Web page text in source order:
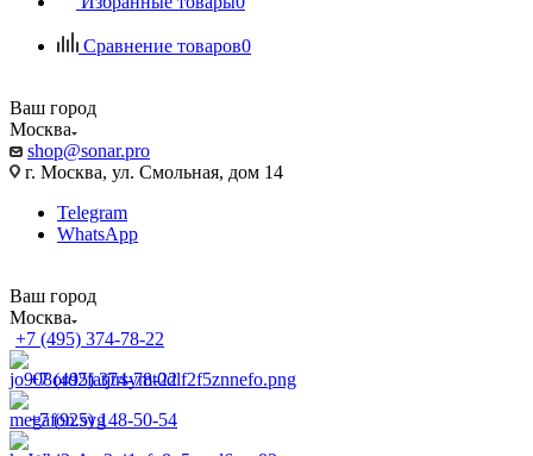
Сравнение товаров0
Ваш город
Москва
shop@sonar.pro
г. Москва, ул. Смольная, дом 14
Telegram
WhatsApp
Ваш город
Москва
+7 (495) 374-78-22
+7 (495) 374-78-22
+7 (925) 148-50-54